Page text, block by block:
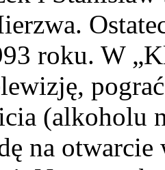
roku. W
(alkoholu
na otwarcie